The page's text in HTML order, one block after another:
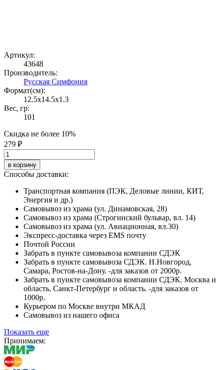
Артикул:
43648
Производитель:
Русская Симфония
Формат(cм):
12.5x14.5x1.3
Вес, гр:
101
Скидка не более 10%
279 ₽
в корзину
Способы доставки:
Транспортная компания (ПЭК, Деловые линии, КИТ,
Энергия и др.)
Самовывоз из храма (ул. Динамовская, 28)
Самовывоз из храма (Строгинский бульвар, вл. 14)
Самовывоз из храма (ул. Авиационная, вл.30)
Экспресс-доставка через EMS почту
Почтой России
Забрать в пункте самовывоза компании СДЭК
Забрать в пункте самовывоза СДЭК. Н.Новгород,
Самара, Ростов-на-Дону. -для заказов от 2000р.
Забрать в пункте самовывоза компании СДЭК. Москва и
область, Санкт-Петербург и область. -для заказов от
1000р.
Курьером по Москве внутри МКАД
Самовывоз из нашего офиса
Показать еще
Принимаем: